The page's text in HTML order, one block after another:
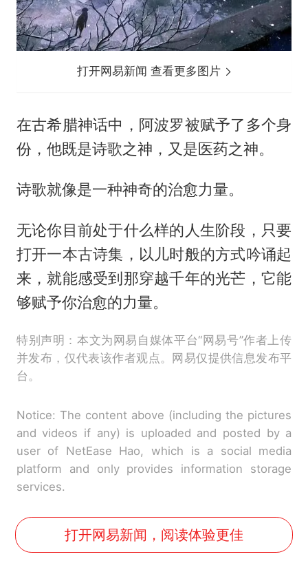
打开网易新闻 查看更多图片
在古希腊神话中，阿波罗被赋予了多个身
份，他既是诗歌之神，又是医药之神。
诗歌就像是一种神奇的治愈力量。
无论你目前处于什么样的人生阶段，只要
打开一本古诗集，以儿时般的方式吟诵起
来，就能感受到那穿越千年的光芒，它能
够赋予你治愈的力量。
特别声明：本文为网易自媒体平台“网易号”作者上传
并发布，仅代表该作者观点。网易仅提供信息发布平
台。
Notice: The content above (including the pictures
and videos if any) is uploaded and posted by a
user of NetEase Hao, which is a social media
platform and only provides information storage
services.
打开网易新闻，阅读体验更佳